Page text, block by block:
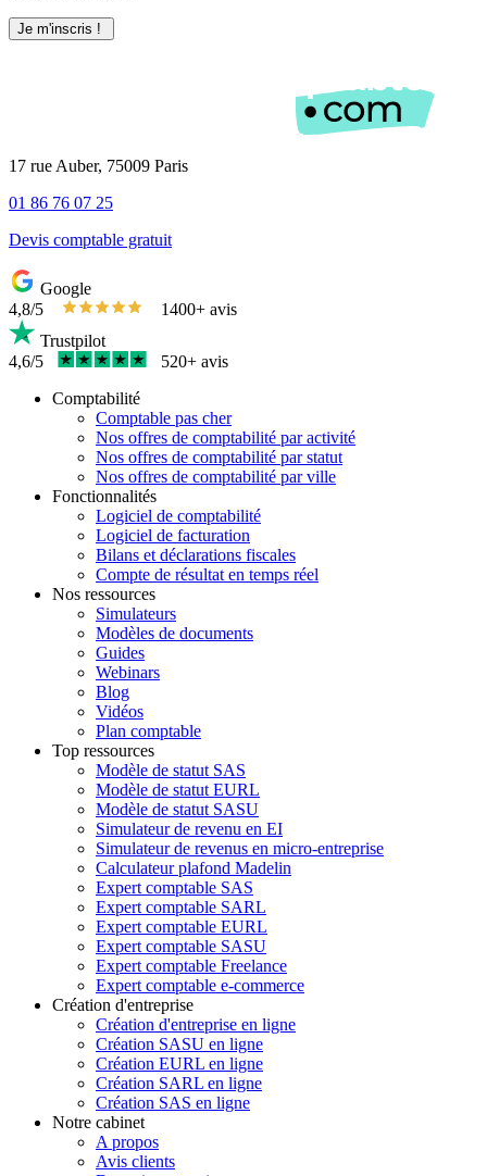
17 rue Auber, 75009 Paris
01 86 76 07 25
Devis comptable gratuit
Google
4,8/5
1400+ avis
Trustpilot
4,6/5
520+ avis
Comptabilité
Comptable pas cher
Nos offres de comptabilité par activité
Nos offres de comptabilité par statut
Nos offres de comptabilité par ville
Fonctionnalités
Logiciel de comptabilité
Logiciel de facturation
Bilans et déclarations fiscales
Compte de résultat en temps réel
Nos ressources
Simulateurs
Modèles de documents
Guides
Webinars
Blog
Vidéos
Plan comptable
Top ressources
Modèle de statut SAS
Modèle de statut EURL
Modèle de statut SASU
Simulateur de revenu en EI
Simulateur de revenus en micro-entreprise
Calculateur plafond Madelin
Expert comptable SAS
Expert comptable SARL
Expert comptable EURL
Expert comptable SASU
Expert comptable Freelance
Expert comptable e-commerce
Création d'entreprise
Création d'entreprise en ligne
Création SASU en ligne
Création EURL en ligne
Création SARL en ligne
Création SAS en ligne
Notre cabinet
A propos
Avis clients